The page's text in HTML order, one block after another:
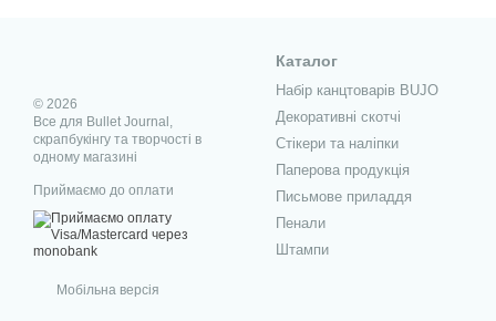
Щільна обкладинка,
місці. Бренд Школярик
сайті, перейти до
© 2026
Все для Bullet Journal,
скрапбукінгу та творчості в
одному магазині
Приймаємо до оплати
Мобільна версія
Каталог
Набір канцтоварів BUJO
Декоративні скотчі
Стікери та наліпки
Паперова продукція
Письмове приладдя
Пенали
Штампи